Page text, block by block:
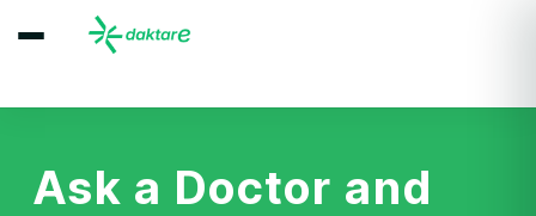
Ask a Doctor and